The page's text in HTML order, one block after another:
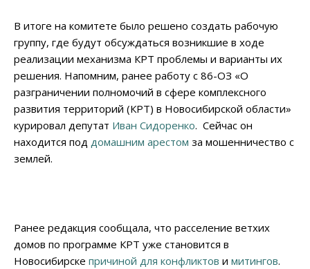
В итоге на комитете было решено создать рабочую
группу, где будут обсуждаться возникшие в ходе
реализации механизма КРТ проблемы и варианты их
решения. Напомним, ранее работу с 86-ОЗ «О
разграничении полномочий в сфере комплексного
развития территорий (КРТ) в Новосибирской области»
курировал депутат Иван Сидоренко. Сейчас он
находится под домашним арестом за мошенничество с
землей.
Ранее редакция сообщала, что расселение ветхих
домов по программе КРТ уже становится в
Новосибирске причиной для конфликтов и митингов.